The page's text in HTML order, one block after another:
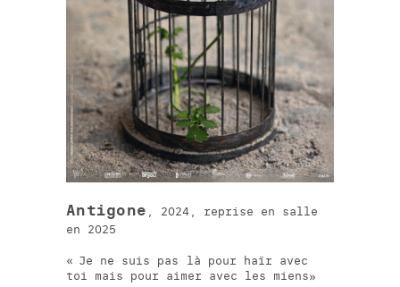
Antigone , 2024, reprise en salle
en 2025
Je ne suis pas là pour haïr avec
toi mais pour aimer avec les miens